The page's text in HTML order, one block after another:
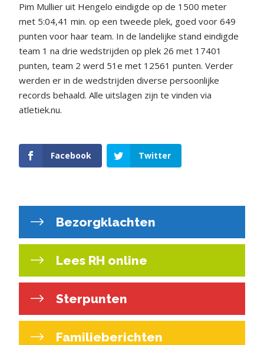
Pim Mullier uit Hengelo eindigde op de 1500 meter
met 5:04,41 min. op een tweede plek, goed voor 649
punten voor haar team. In de landelijke stand eindigde
team 1 na drie wedstrijden op plek 26 met 17401
punten, team 2 werd 51e met 12561 punten. Verder
werden er in de wedstrijden diverse persoonlijke
records behaald. Alle uitslagen zijn te vinden via
atletiek.nu.
Facebook Twitter
Bezorgklachten
Lees RH online
Sterpunten
Familieberichten